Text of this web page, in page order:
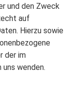
und den Zweck
auf
Hierzu sowie
der im
uns wenden.